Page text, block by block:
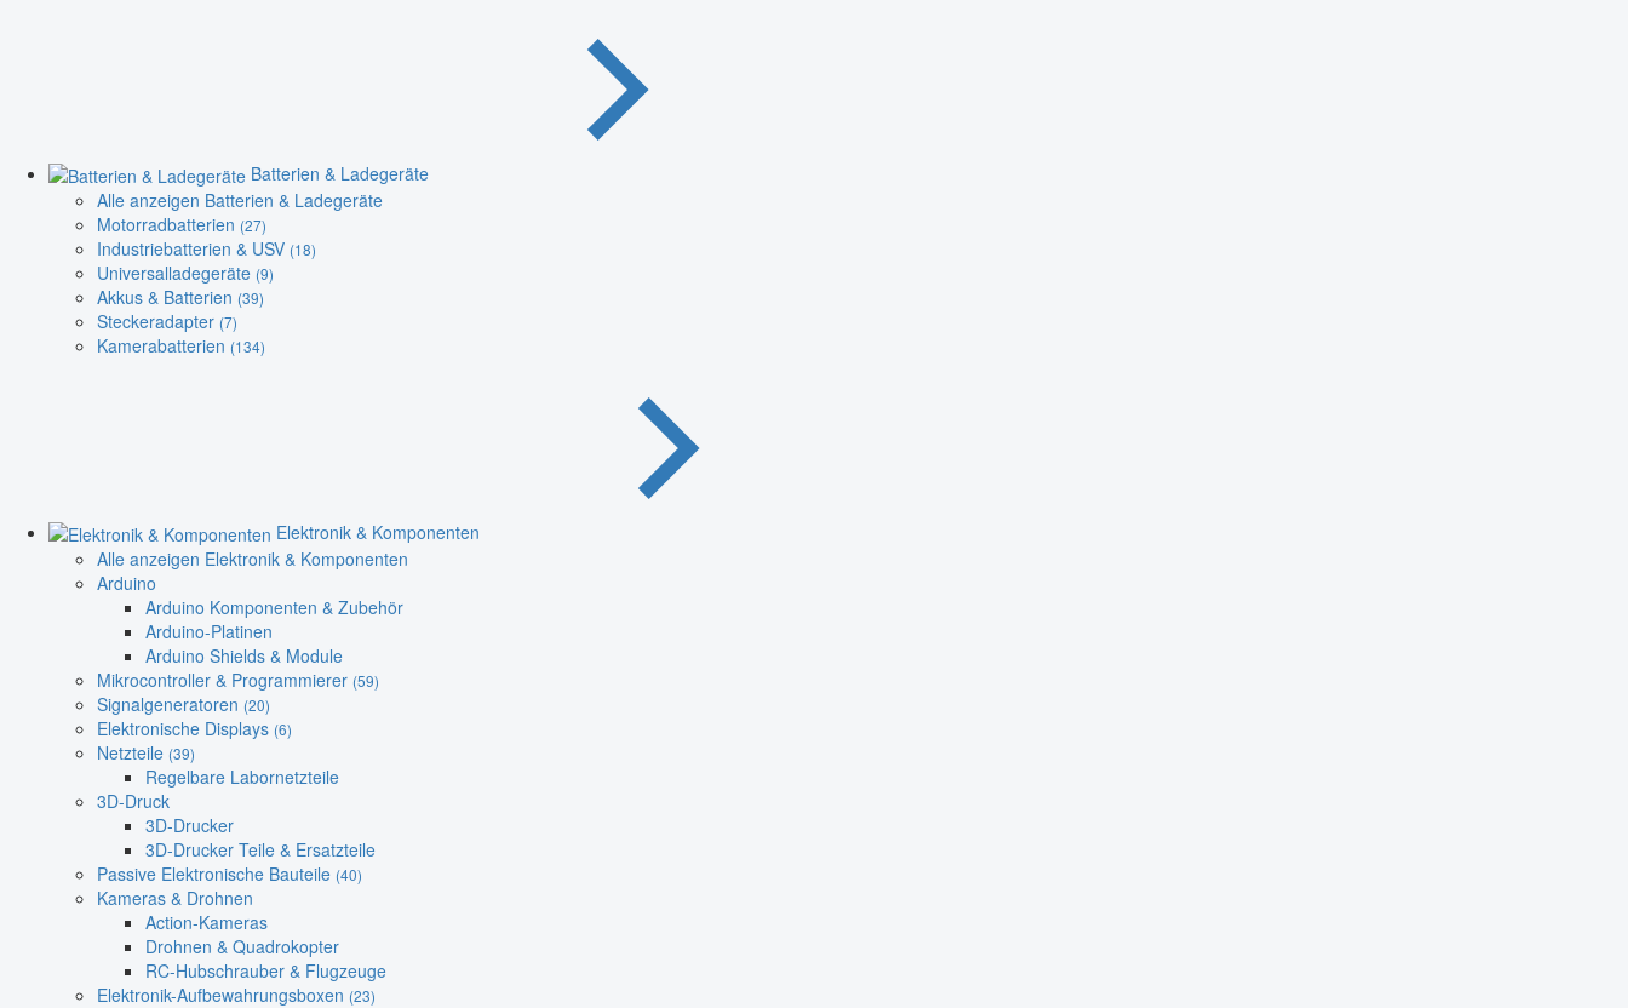
Batterien & Ladegeräte
Alle anzeigen Batterien & Ladegeräte
Motorradbatterien (27)
Industriebatterien & USV (18)
Universalladegeräte (9)
Akkus & Batterien (39)
Steckeradapter (7)
Kamerabatterien (134)
Elektronik & Komponenten
Alle anzeigen Elektronik & Komponenten
Arduino
Arduino Komponenten & Zubehör
Arduino-Platinen
Arduino Shields & Module
Mikrocontroller & Programmierer (59)
Signalgeneratoren (20)
Elektronische Displays (6)
Netzteile (39)
Regelbare Labornetzteile
3D-Druck
3D-Drucker
3D-Drucker Teile & Ersatzteile
Passive Elektronische Bauteile (40)
Kameras & Drohnen
Action-Kameras
Drohnen & Quadrokopter
RC-Hubschrauber & Flugzeuge
Elektronik-Aufbewahrungsboxen (23)